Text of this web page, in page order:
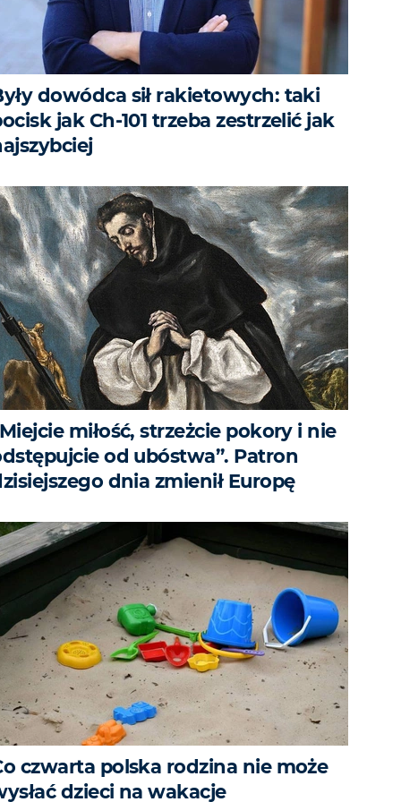
dowódca sił rakietowych: taki
jak Ch-101 trzeba zestrzelić jak
miłość, strzeżcie pokory i nie
od ubóstwa”. Patron
dnia zmienił Europę
czwarta polska rodzina nie może
dzieci na wakacje